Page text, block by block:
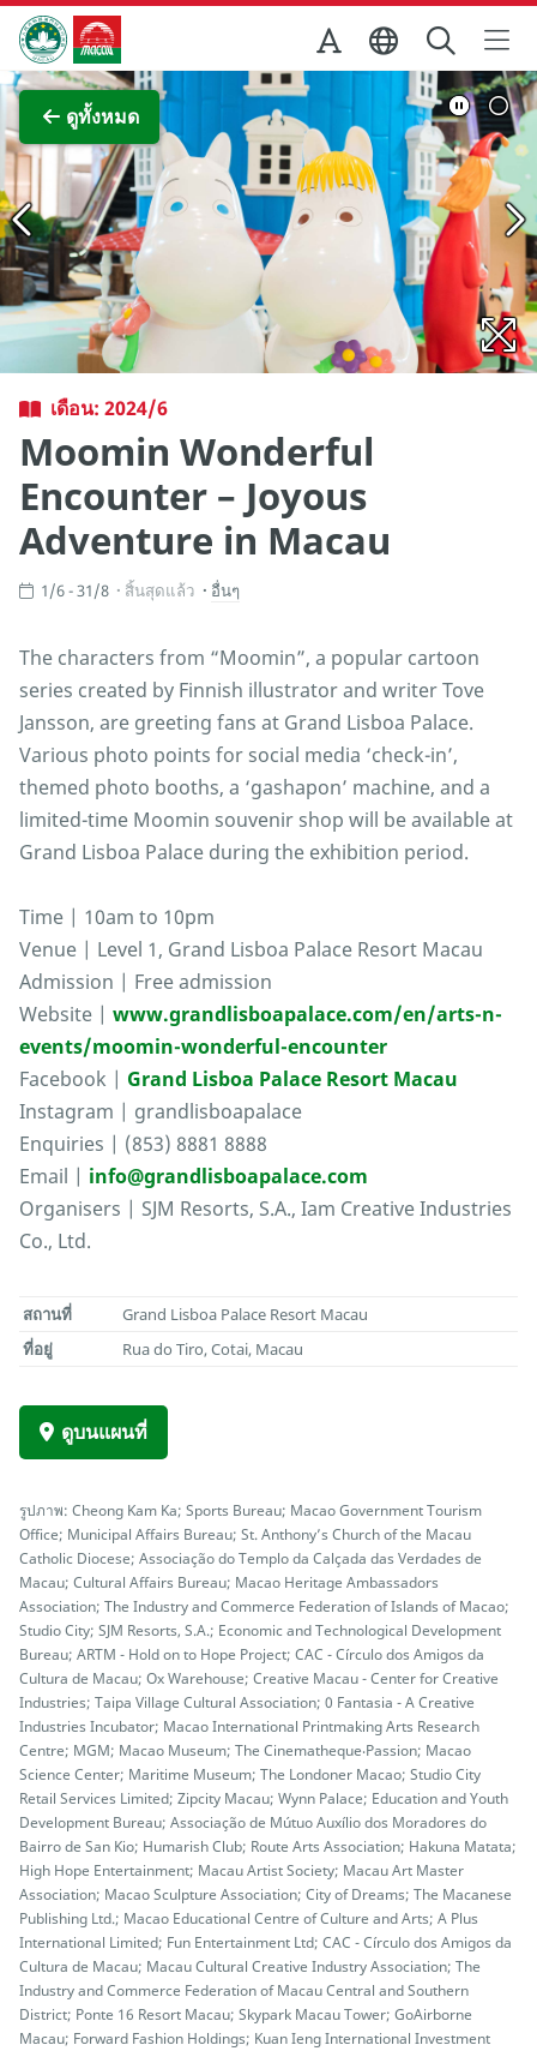
Skip to Main Content
สำนักงานการท่องเที่ยวของรัฐบาลมาเก๊า
ดูทั้งหมด
ภาพขยาย
เดือน: 2024/6
Moomin Wonderful
Encounter – Joyous
Adventure in Macau
1/6 - 31/8 สิ้นสุดแล้ว อื่นๆ
The characters from “Moomin”, a popular cartoon
series created by Finnish illustrator and writer Tove
Jansson, are greeting fans at Grand Lisboa Palace.
Various photo points for social media ‘check-in’,
themed photo booths, a ‘gashapon’ machine, and a
limited-time Moomin souvenir shop will be available at
Grand Lisboa Palace during the exhibition period.
Time | 10am to 10pm
Venue | Level 1, Grand Lisboa Palace Resort Macau
Admission | Free admission
Website | www.grandlisboapalace.com/en/arts-n-
events/moomin-wonderful-encounter
Facebook | Grand Lisboa Palace Resort Macau
Instagram | grandlisboapalace
Enquiries | (853) 8881 8888
Email | info@grandlisboapalace.com
Organisers | SJM Resorts, S.A., Iam Creative Industries
Co., Ltd.
สถานที่
Grand Lisboa Palace Resort Macau
ที่อยู่
Rua do Tiro, Cotai, Macau
ดูบนแผนที่
รูปภาพ: Cheong Kam Ka; Sports Bureau; Macao Government Tourism
Office; Municipal Affairs Bureau; St. Anthony’s Church of the Macau
Catholic Diocese; Associação do Templo da Calçada das Verdades de
Macau; Cultural Affairs Bureau; Macao Heritage Ambassadors
Association; The Industry and Commerce Federation of Islands of Macao;
Studio City; SJM Resorts, S.A.; Economic and Technological Development
Bureau; ARTM - Hold on to Hope Project; CAC - Círculo dos Amigos da
Cultura de Macau; Ox Warehouse; Creative Macau - Center for Creative
Industries; Taipa Village Cultural Association; 0 Fantasia - A Creative
Industries Incubator; Macao International Printmaking Arts Research
Centre; MGM; Macao Museum; The Cinematheque‧Passion; Macao
Science Center; Maritime Museum; The Londoner Macao; Studio City
Retail Services Limited; Zipcity Macau; Wynn Palace; Education and Youth
Development Bureau; Associação de Mútuo Auxílio dos Moradores do
Bairro de San Kio; Humarish Club; Route Arts Association; Hakuna Matata;
High Hope Entertainment; Macau Artist Society; Macau Art Master
Association; Macao Sculpture Association; City of Dreams; The Macanese
Publishing Ltd.; Macao Educational Centre of Culture and Arts; A Plus
International Limited; Fun Entertainment Ltd; CAC - Círculo dos Amigos da
Cultura de Macau; Macau Cultural Creative Industry Association; The
Industry and Commerce Federation of Macau Central and Southern
District; Ponte 16 Resort Macau; Skypark Macau Tower; GoAirborne
Macau; Forward Fashion Holdings; Kuan Ieng International Investment